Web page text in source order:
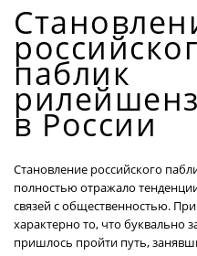
паблик
в России
Становление российского
полностью отражало
связей с общественностью.
характерно то, что буквально
пришлось пройти путь,